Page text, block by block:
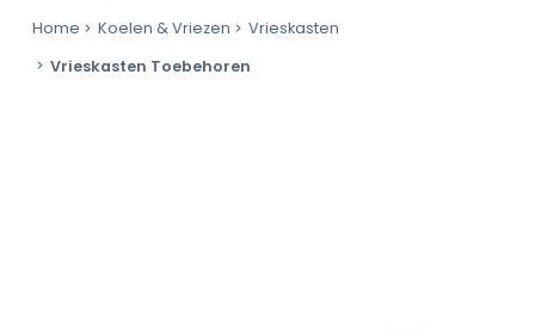
Home Koelen & Vriezen
Vrieskasten
Vrieskasten Toebehoren